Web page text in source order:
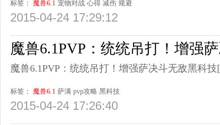
标签： 魔兽6.1 宠物对战 心得 减伤 规避
2015-04-24 17:29:12
魔兽6.1PVP：统统吊打！增强
魔兽6.1PVP：统统吊打！增强萨决斗无敌黑科技
标签： 魔兽6.1 萨满 pvp攻略 黑科技
2015-04-24 17:26:40